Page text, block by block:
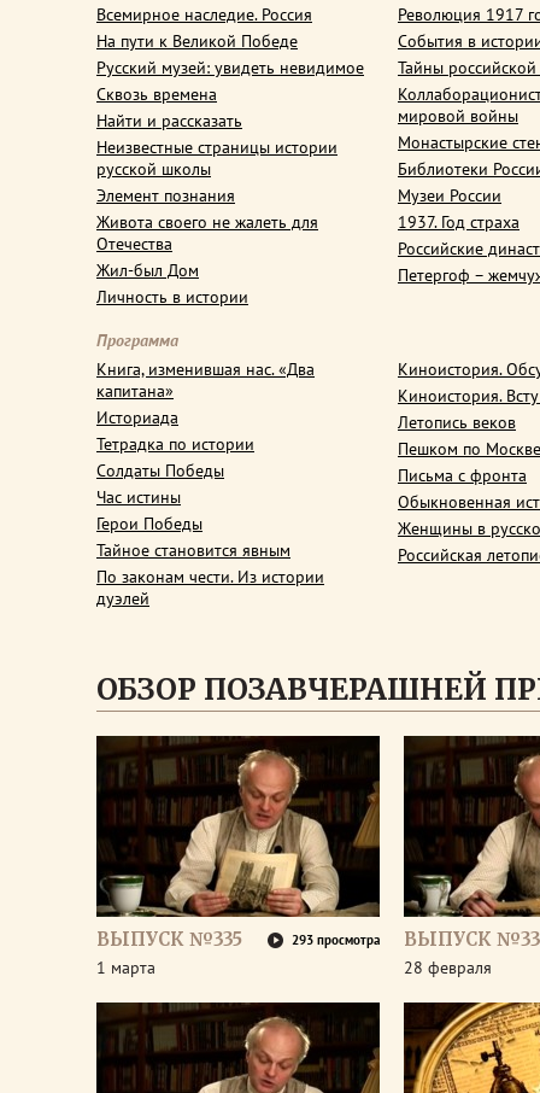
Всемирное наследие. Россия
На пути к Великой Победе
Русский музей: увидеть невидимое
Сквозь времена
Найти и рассказать
Неизвестные страницы истории
русской школы
Элемент познания
Живота своего не жалеть для
Отечества
Жил-был Дом
Личность в истории
Революция 1917
События в
Тайны
мировой войны
Монастырские
Библиотеки
Музеи России
1937. Год страха
Российские
Петергоф –
Программа
Книга, изменившая нас. «Два
капитана»
Историада
Тетрадка по истории
Солдаты Победы
Час истины
Герои Победы
Тайное становится явным
По законам чести. Из истории
дуэлей
Киноистория.
Киноистория.
Летопись веков
Пешком по Москве
Письма с фронта
Обыкновенная
Женщины в
Российская
ОБЗОР ПОЗАВЧЕРАШНЕЙ
ВЫПУСК №335 293 просмотра
1 марта
ВЫПУСК
28 февраля